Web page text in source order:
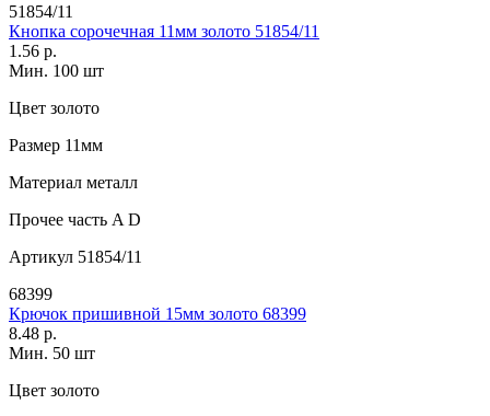
51854/11
Кнопка сорочечная 11мм золото 51854/11
1.56 р.
Мин. 100 шт
Цвет золото
Размер 11мм
Материал металл
Прочее часть A D
Артикул 51854/11
68399
Крючок пришивной 15мм золото 68399
8.48 р.
Мин. 50 шт
Цвет золото